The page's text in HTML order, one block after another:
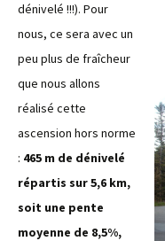
dénivelé !!!). Pour
nous, ce sera avec un
peu plus de fraîcheur
que nous allons
réalisé cette
ascension hors norme
: 465 m de dénivelé
répartis sur 5,6 km,
soit une pente
moyenne de 8,5%,